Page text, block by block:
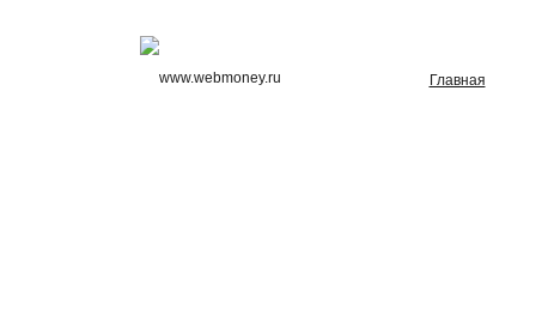
Главная